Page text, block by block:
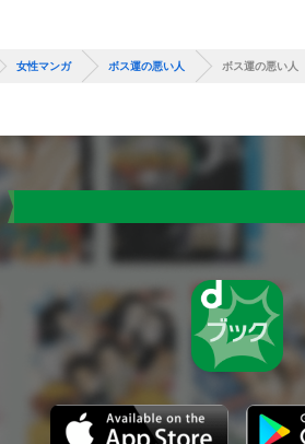
女性マンガ ボス運の悪い人 ボス運の悪い人